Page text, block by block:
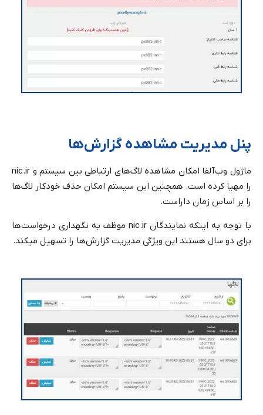
پنل مدیریت مشاهده گزارش‌ها
ماژول وب‌آلفا امکان مشاهده لاگ‌های ارتباطی بین سیستم و nic.ir
را مهیا کرده است. همچنین این سیستم امکان حذف خودکار لاگ‌ها
را بر اساس زمان داراست.
با توجه به اینکه نمایندگان nic.ir موظف به نگهداری درخواست‌ها
برای دو سال هستند این ویژگی مدیریت گزارش‌ها را تسهیل میکند.